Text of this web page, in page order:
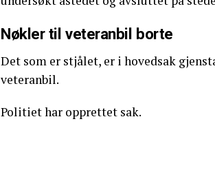
Nøkler til veteranbil borte
Det som er stjålet, er i hovedsak
veteranbil.
Politiet har opprettet sak.